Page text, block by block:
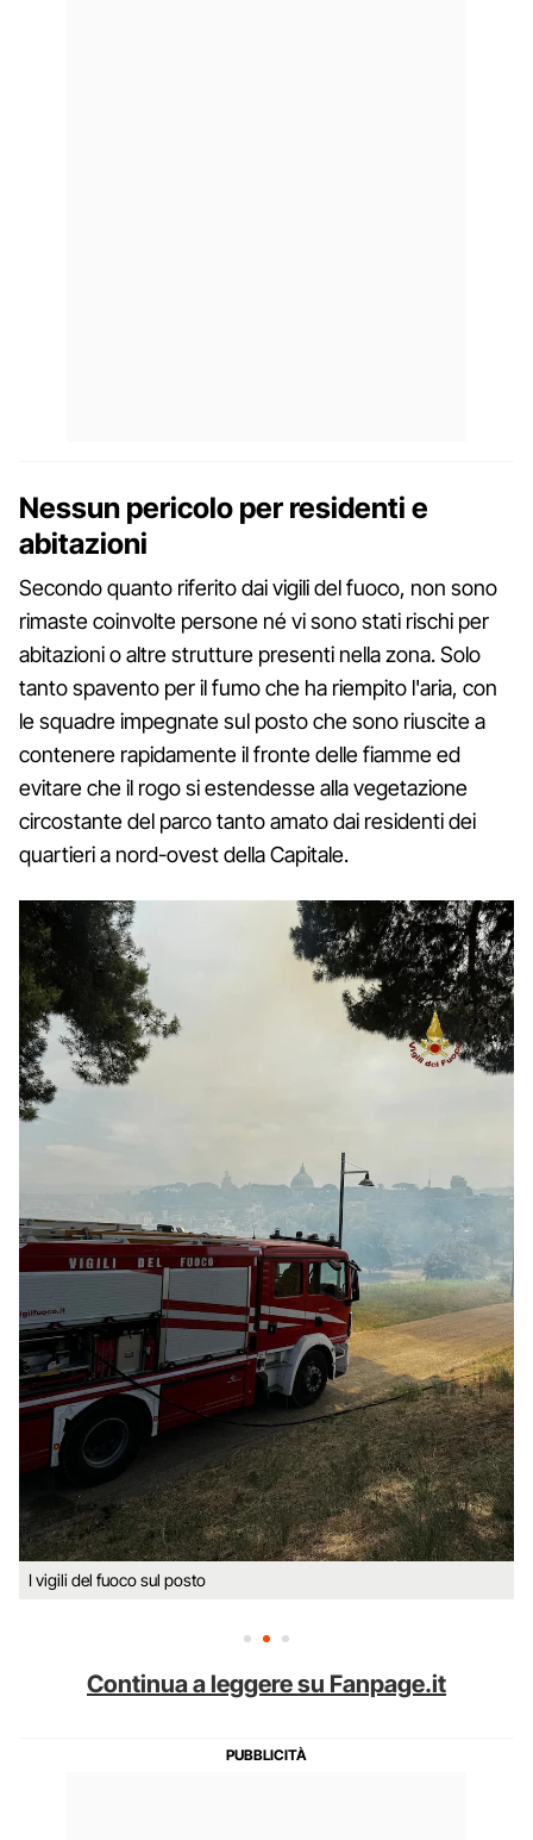
Nessun pericolo per residenti e
abitazioni
Secondo quanto riferito dai vigili del fuoco, non sono
rimaste coinvolte persone né vi sono stati rischi per
abitazioni o altre strutture presenti nella zona. Solo
tanto spavento per il fumo che ha riempito l'aria, con
le squadre impegnate sul posto che sono riuscite a
contenere rapidamente il fronte delle fiamme ed
evitare che il rogo si estendesse alla vegetazione
circostante del parco tanto amato dai residenti dei
quartieri a nord-ovest della Capitale.
I vigili del fuoco sul posto
Continua a leggere su Fanpage.it